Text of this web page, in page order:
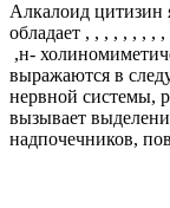
Алкалоид цитизин
обладает , , , , , , , ,
,н-
выражаются в
нервной системы,
вызывает
надпочечников,